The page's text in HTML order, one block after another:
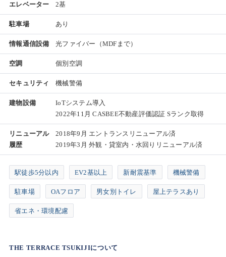
エレベーター 2基
駐車場 あり
情報通信設備 光ファイバー（MDFまで）
空調 個別空調
セキュリティ 機械警備
建物設備
IoTシステム導入
2022年11月 CASBEE不動産評価認証 Sランク取得
リニューアル
履歴
2018年9月 エントランスリニューアル済
2019年3月 外観・貸室内・水回りリニューアル済
駅徒歩5分以内 EV2基以上 新耐震基準 機械警備
駐車場 OAフロア 男女別トイレ 屋上テラスあり
省エネ・環境配慮
THE TERRACE TSUKIJIについて